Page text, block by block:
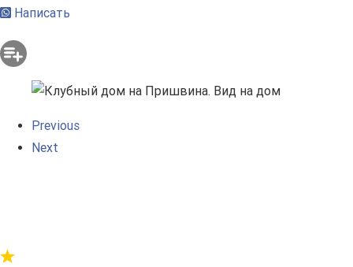
Написать
Previous
Next